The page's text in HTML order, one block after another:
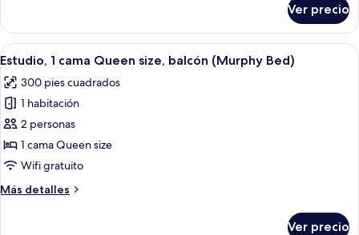
(Murphy
Bed)
1
cama
Queen
balcón
(Murphy
Bed)
Ver precio
Abrir
todas
las
fotos
de
Estudio,
1
Queen
Habitación de hotel con una cama
5
Estudio, 1 cama Queen size, balcón (Murphy Bed)
300 pies cuadrados
1 habitación
2 personas
1 cama Queen size
Wifi gratuito
Más detalles
Más
Ver precio